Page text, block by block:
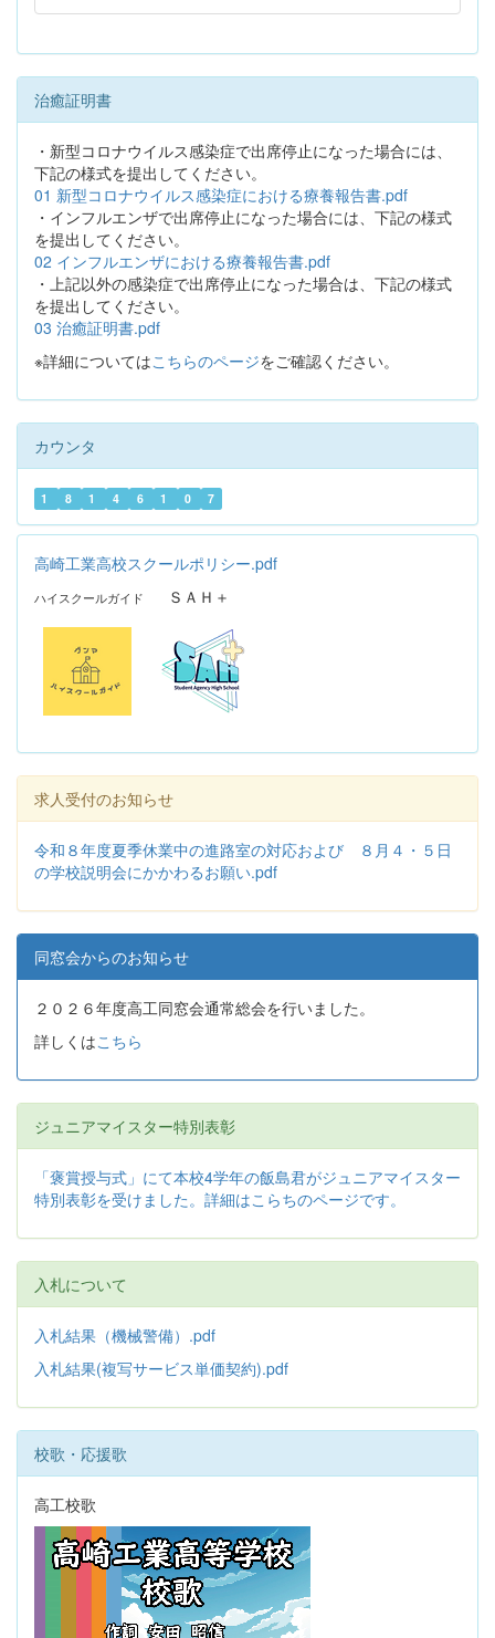
治癒証明書
・新型コロナウイルス感染症で出席停止になった場合には、
下記の様式を提出してください。
01 新型コロナウイルス感染症における療養報告書.pdf
・インフルエンザで出席停止になった場合には、下記の様式
を提出してください。
02 インフルエンザにおける療養報告書.pdf
・上記以外の感染症で出席停止になった場合は、下記の様式
を提出してください。
03 治癒証明書.pdf
※詳細についてはこちらのページをご確認ください。
カウンタ
1 8 1 4 6 1 0 7
高崎工業高校スクールポリシー.pdf
ハイスクールガイド ＳＡＨ＋
求人受付のお知らせ
令和８年度夏季休業中の進路室の対応および ８月４・５日
の学校説明会にかかわるお願い.pdf
同窓会からのお知らせ
２０２６年度高工同窓会通常総会を行いました。
詳しくはこちら
ジュニアマイスター特別表彰
「褒賞授与式」にて本校4学年の飯島君がジュニアマイスター
特別表彰を受けました。詳細はこらちのページです。
入札について
入札結果（機械警備）.pdf
入札結果(複写サービス単価契約).pdf
校歌・応援歌
高工校歌